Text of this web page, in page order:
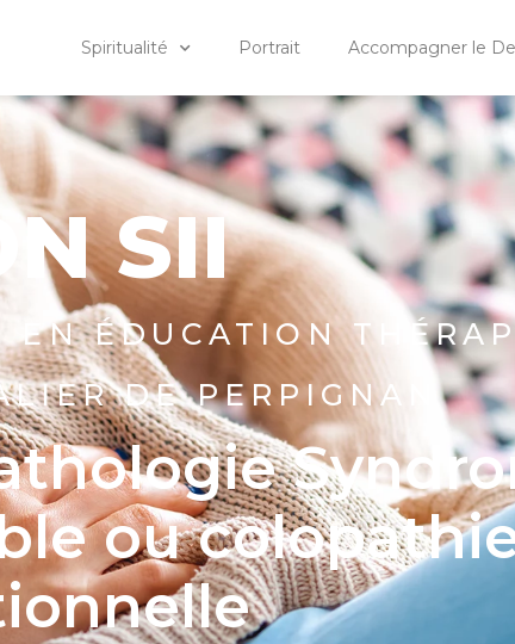
Spiritualité Portrait Accompagner le
SII
ÉDUCATION
DE PERPIGNAN
ou